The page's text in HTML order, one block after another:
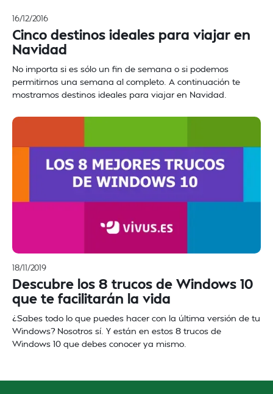
16/12/2016
Cinco destinos ideales para viajar en
Navidad
No importa si es sólo un fin de semana o si podemos
permitirnos una semana al completo. A continuación te
mostramos destinos ideales para viajar en Navidad.
18/11/2019
Descubre los 8 trucos de Windows 10
que te facilitarán la vida
¿Sabes todo lo que puedes hacer con la última versión de tu
Windows? Nosotros sí. Y están en estos 8 trucos de
Windows 10 que debes conocer ya mismo.